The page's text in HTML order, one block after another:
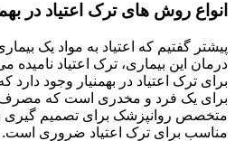
انواع روش های ترک اعتیاد در
پیشتر گفتیم که اعتیاد به مواد یک
درمان این بیماری، ترک اعتیاد
برای ترک اعتیاد در بهمنیار وجود
برای یک فرد و مخدری است که
متخصص روانپزشک برای تصمیم گیری
مناسب برای ترک اعتیاد ضروری است.